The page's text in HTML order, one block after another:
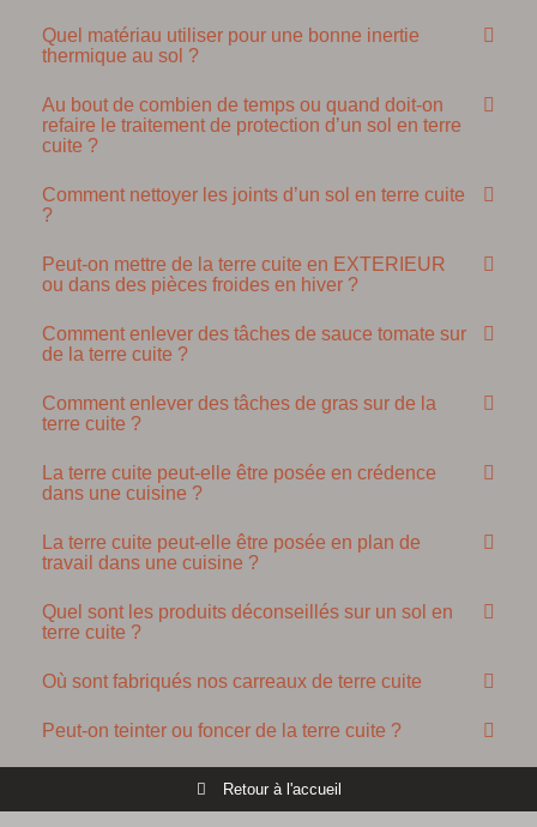
Quel matériau utiliser pour une bonne inertie
thermique au sol ?
Au bout de combien de temps ou quand doit-on
refaire le traitement de protection d’un sol en terre
cuite ?
Comment nettoyer les joints d’un sol en terre cuite
?
Peut-on mettre de la terre cuite en EXTERIEUR
ou dans des pièces froides en hiver ?
Comment enlever des tâches de sauce tomate sur
de la terre cuite ?
Comment enlever des tâches de gras sur de la
terre cuite ?
La terre cuite peut-elle être posée en crédence
dans une cuisine ?
La terre cuite peut-elle être posée en plan de
travail dans une cuisine ?
Quel sont les produits déconseillés sur un sol en
terre cuite ?
Où sont fabriqués nos carreaux de terre cuite
Peut-on teinter ou foncer de la terre cuite ?
Retour à l'accueil